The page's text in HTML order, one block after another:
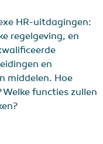
HR-uitdagingen:
regelgeving, en
en
middelen. Hoe
functies zullen